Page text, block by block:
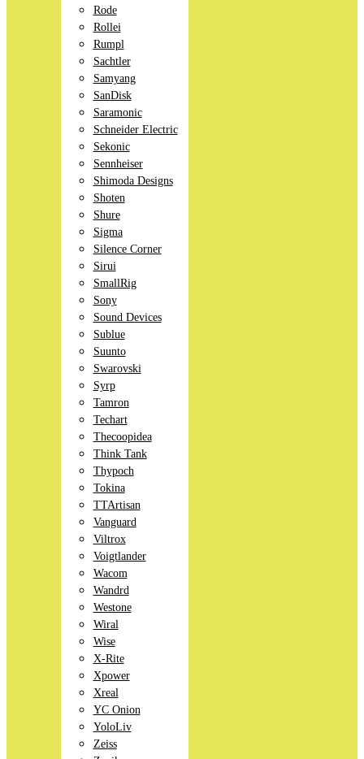
Rode
Rollei
Rumpl
Sachtler
Samyang
SanDisk
Saramonic
Schneider Electric
Sekonic
Sennheiser
Shimoda Designs
Shoten
Shure
Sigma
Silence Corner
Sirui
SmallRig
Sony
Sound Devices
Sublue
Suunto
Swarovski
Syrp
Tamron
Techart
Thecoopidea
Think Tank
Thypoch
Tokina
TTArtisan
Vanguard
Viltrox
Voigtlander
Wacom
Wandrd
Westone
Wiral
Wise
X-Rite
Xpower
Xreal
YC Onion
YoloLiv
Zeiss